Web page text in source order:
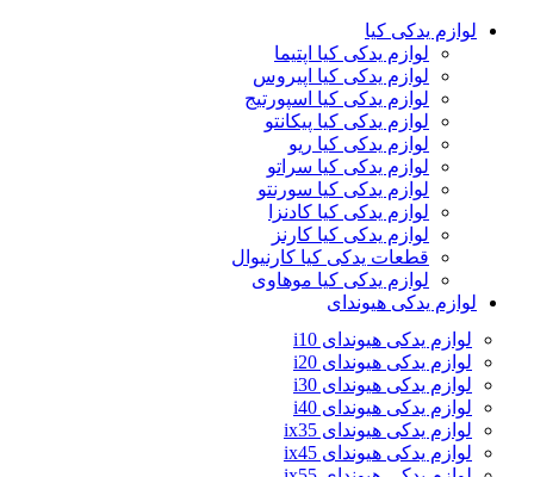
لوازم یدکی کیا
لوازم یدکی کیا اپتیما
لوازم یدکی کیا اپیروس
لوازم یدکی کیا اسپورتیج
لوازم یدکی کیا پیکانتو
لوازم یدکی کیا ریو
لوازم یدکی کیا سراتو
لوازم یدکی کیا سورنتو
لوازم یدکی کیا کادنزا
لوازم یدکی کیا کارنز
قطعات یدکی کیا کارنیوال
لوازم یدکی کیا موهاوی
لوازم یدکی هیوندای
لوازم یدکی هیوندای i10
لوازم یدکی هیوندای i20
لوازم یدکی هیوندای i30
لوازم یدکی هیوندای i40
لوازم یدکی هیوندای ix35
لوازم یدکی هیوندای ix45